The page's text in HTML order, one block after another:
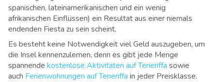
spanischen, lateinamerikanischen und ein wenig
afrikanischen Einflüssen) ein Resultat aus einer niemals
endenden Fiesta zu sein scheint.
Es besteht keine Notwendigkeit viel Geld auszugeben, um
die Insel kennenzulernen, denn es gibt jede Menge
spannende kostenlose Aktivitäten auf Teneriffa sowie
auch Ferienwohnungen auf Teneriffa in jeder Preisklasse.